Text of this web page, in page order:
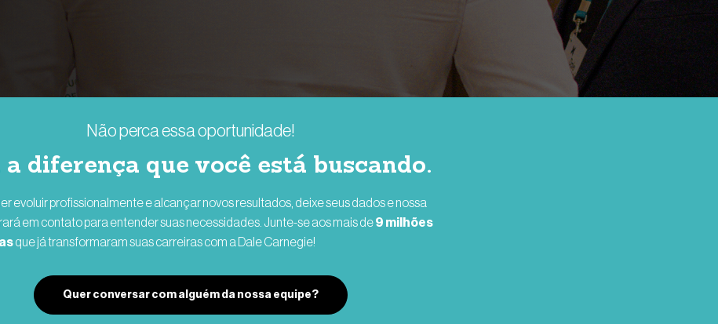
Não perca essa oportunidade!
a diferença que você está buscando.
evoluir profissionalmente e alcançar novos resultados, deixe seus dados e nossa
em contato para entender suas necessidades. Junte-se aos mais de9 milhões
que já transformaram suas carreiras com a Dale Carnegie!
Quer conversar com alguém da nossa equipe?